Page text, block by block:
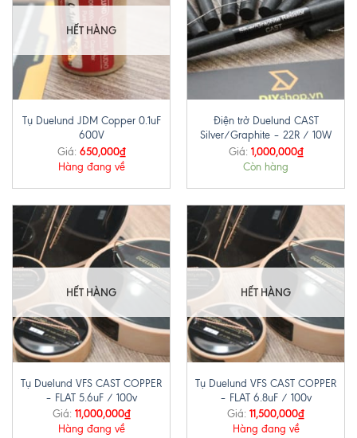
HẾT HÀNG
Tụ Duelund JDM Copper 0.1uF
600V
Giá: 650,000₫
Hàng đang về
Điện trở Duelund CAST
Silver/Graphite – 22R / 10W
Giá: 1,000,000₫
Còn hàng
HẾT HÀNG
Tụ Duelund VFS CAST COPPER
– FLAT 5.6uF / 100v
Giá: 11,000,000₫
Hàng đang về
HẾT HÀNG
Tụ Duelund VFS CAST COPPER
– FLAT 6.8uF / 100v
Giá: 11,500,000₫
Hàng đang về